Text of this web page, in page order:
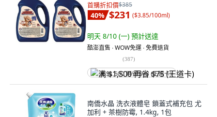
首購折扣價$385
40% $231 ($3.85/100ml)
明天 8/10 (一) 預計送達
酷澎直售 ∙ WOW免運 ∙ 免費退貨
(387)
满 $1,500 再省 $75 (王道卡)
南僑水晶 洗衣液體皂 鎖蓋式補充包 尤
加利 + 茶樹防霉, 1.4kg, 1包